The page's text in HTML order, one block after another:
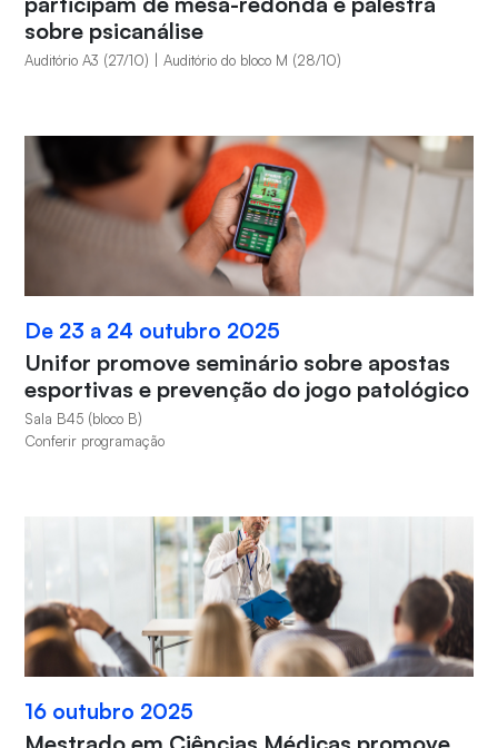
sobre psicanálise
Auditório A3 (27/10) | Auditório do bloco M (28/10)
De 23 a 24 outubro 2025
Unifor promove seminário sobre apostas
esportivas e prevenção do jogo patológico
Sala B45 (bloco B)
Conferir programação
16 outubro 2025
Mestrado em Ciências Médicas promove